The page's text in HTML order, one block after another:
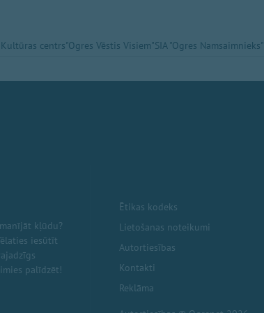
centrs"Ogres Vēstis Visiem"SIA "Ogres Namsaimnieks"
kļūdu?
iesūtīt
palīdzēt!
Ētikas kodeks
Lietošanas noteikumi
Autortiesības
Kontakti
Reklāma